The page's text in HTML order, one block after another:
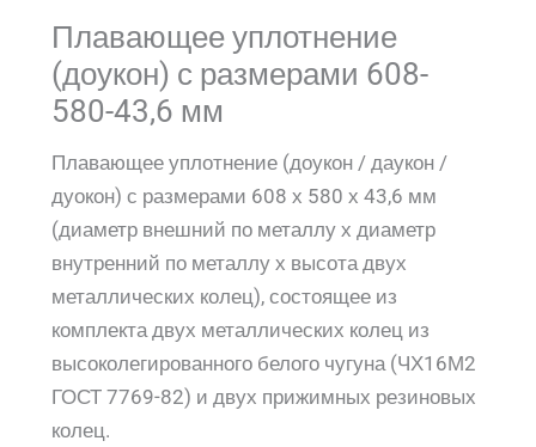
Плавающее уплотнение
(доукон) с размерами 608-
580-43,6 мм
Плавающее уплотнение (доукон / даукон /
дуокон) с размерами 608 х 580 х 43,6 мм
(диаметр внешний по металлу х диаметр
внутренний по металлу х высота двух
металлических колец), состоящее из
комплекта двух металлических колец из
высоколегированного белого чугуна (ЧХ16М2
ГОСТ 7769-82) и двух прижимных резиновых
колец.